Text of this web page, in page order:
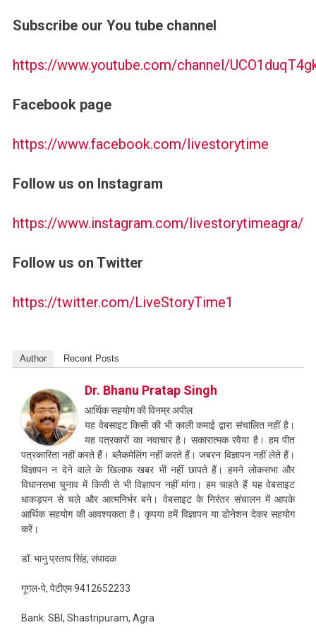
Subscribe our You tube channel
https://www.youtube.com/channel/
Facebook page
https://www.facebook.com/livestorytime
Follow us on Instagram
https://www.instagram.com/livestorytimeagra/
Follow us on Twitter
https://twitter.com/LiveStoryTime1
Author Recent Posts
Dr. Bhanu Pratap Singh
आर्थिक सहयोग की विनम्र अपील
यह वेबसाइट किसी की भी काली कमाई द्वारा संचालित नहीं है।
यह पत्रकारों का नवाचार है। सकारात्मक रवैया है। हम पीत
पत्रकारिता नहीं करते हैं। ब्लैकमेलिंग नहीं करते हैं। जबरन विज्ञापन नहीं लेते हैं।
विज्ञापन न देने वाले के खिलाफ खबर भी नहीं छापते हैं। हमने लोकसभा और
विधानसभा चुनाव में किसी से भी विज्ञापन नहीं मांगा। हम चाहते हैं यह वेबसाइट
धाकड़पन से चले और आत्मनिर्भर बने। वेबसाइट के निरंतर संचालन में आपके
आर्थिक सहयोग की आवश्यकता है। कृपया हमें विज्ञापन या डोनेशन देकर सहयोग
करें।
डॉ. भानु प्रताप सिंह, संपादक
गूगल-पे, पेटीएम 9412652233
Bank: SBI, Shastripuram, Agra